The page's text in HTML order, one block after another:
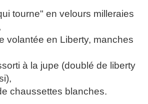
tourne" en velours milleraies
volantée en Liberty, manches
à la jupe (doublé de liberty
chaussettes blanches.